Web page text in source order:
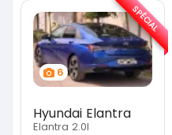
6
Hyundai Elantra
Elantra 2.0l
SPÉCIAL